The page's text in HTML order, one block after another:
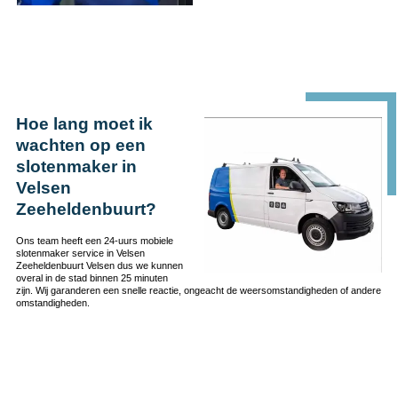
Hoe lang moet ik
wachten op een
slotenmaker in
Velsen
Zeeheldenbuurt?
Ons team heeft een 24-uurs mobiele
slotenmaker service in Velsen
Zeeheldenbuurt Velsen dus we kunnen
overal in de stad binnen 25 minuten
zijn. Wij garanderen een snelle reactie, ongeacht de weersomstandigheden of andere
omstandigheden.